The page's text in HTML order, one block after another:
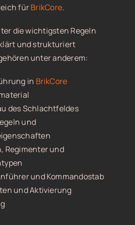
fürBrikCore.
die wichtigsten Regeln
und strukturiert
unter anderem:
in BrikCore
des Schlachtfeldes
und
Regimenter und
und Kommandostab
und Aktivierung